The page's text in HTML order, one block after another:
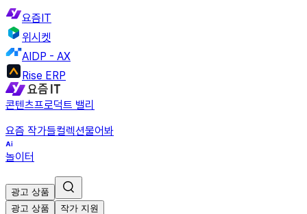
요즘IT
위시켓
AIDP - AX
Rise ERP
콘텐츠프로덕트 밸리
요즘 작가들컬렉션물어봐
놀이터
광고 상품
광고 상품
작가 지원